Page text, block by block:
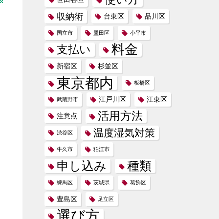
収納術 台東区 品川区
国立市 墨田区 小平市
支払い 料金
新宿区 杉並区
東京都内 板橋区
武蔵野市 江戸川区 江東区
注意点 活用方法
渋谷区 温度湿気対策
牛久市 狛江市
申し込み 種類
練馬区 茨城県 葛飾区
豊島区 足立区
選び方